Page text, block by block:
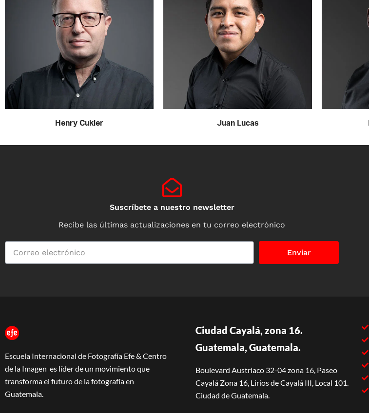
Henry Cukier Juan Lucas
Suscríbete a nuestro newsletter
Recibe las últimas actualizaciones en tu correo electrónico
Enviar
Escuela Internacional de Fotografía Efe & Centro
de la Imagen es líder de un movimiento que
transforma el futuro de la fotografía en
Guatemala.
Ciudad Cayalá, zona 16.
Guatemala, Guatemala.
Boulevard Austriaco 32-04 zona 16, Paseo
Cayalá Zona 16, Lirios de Cayalá III, Local 101.
Ciudad de Guatemala.